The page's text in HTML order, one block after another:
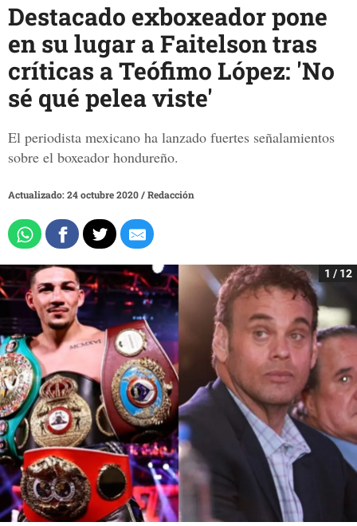
Destacado exboxeador pone
en su lugar a Faitelson tras
críticas a Teófimo López: 'No
sé qué pelea viste'
El periodista mexicano ha lanzado fuertes señalamientos
sobre el boxeador hondureño.
Actualizado: 24 octubre 2020/Redacción
1 / 12